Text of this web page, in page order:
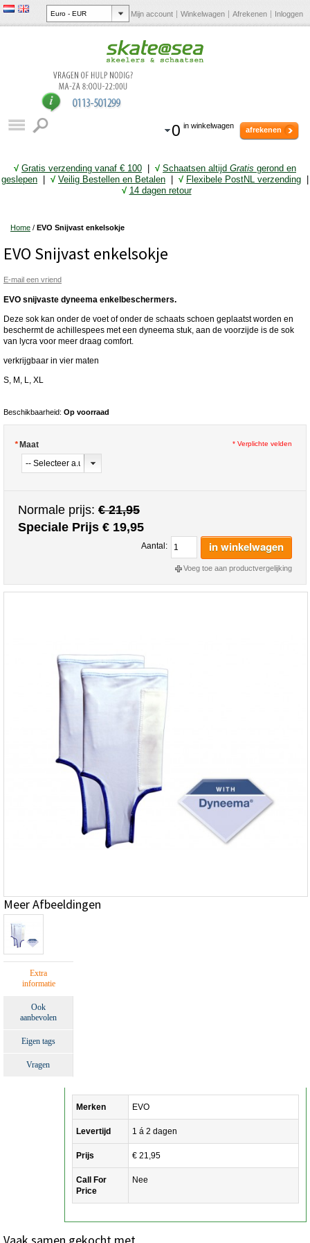
Mijn account Winkelwagen Afrekenen Inloggen
0 in winkelwagen afrekenen
√ Gratis verzending vanaf € 100 √ Schaatsen altijd Gratis gerond en
geslepen
√ Veilig Bestellen en Betalen √ Flexibele PostNL verzending
√ 14 dagen retour
Home / EVO Snijvast enkelsokje
EVO Snijvast enkelsokje
E-mail een vriend
EVO snijvaste dyneema enkelbeschermers.
Deze sok kan onder de voet of onder de schaats schoen geplaatst worden en
beschermt de achillespees met een dyneema stuk, aan de voorzijde is de sok
van lycra voor meer draag comfort.
verkrijgbaar in vier maten
S, M, L, XL
Beschikbaarheid: Op voorraad
*Maat * Verplichte velden
Normale prijs: € 21,95
Speciale Prijs € 19,95
Aantal: in winkelwagen
Voeg toe aan productvergelijking
Meer Afbeeldingen
Extra
informatie
Ook
aanbevolen
Eigen tags
Vragen
Merken EVO
Levertijd 1 á 2 dagen
Prijs € 21,95
Call For
Price
Nee